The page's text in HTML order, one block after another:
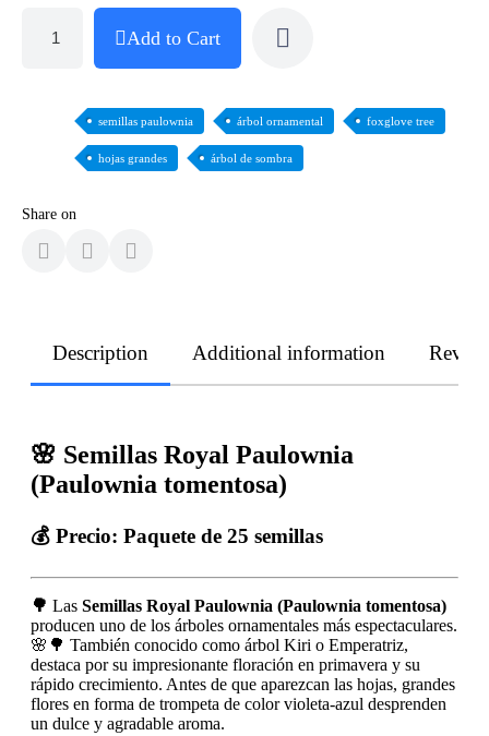
Add to Cart
semillas paulownia árbol ornamental foxglove tree
hojas grandes árbol de sombra
Share on
Description Additional information
🌸 Semillas Royal Paulownia
(Paulownia tomentosa)
💰 Precio: Paquete de 25 semillas
🌳 Las Semillas Royal Paulownia (Paulownia tomentosa)
producen uno de los árboles ornamentales más espectaculares.
🌸🌳 También conocido como árbol Kiri o Emperatriz,
destaca por su impresionante floración en primavera y su
rápido crecimiento. Antes de que aparezcan las hojas, grandes
flores en forma de trompeta de color violeta-azul desprenden
un dulce y agradable aroma.